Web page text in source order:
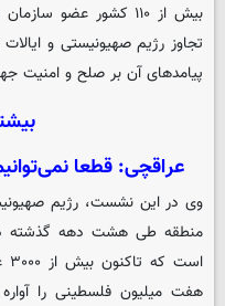
بیش از ۱۱۰ کشور عضو
تجاوز رژیم صهیونیستی و
پیامدهای آن بر صلح و امنیت
عراقچی: قطعا
وی در این نشست، رژیم
منطقه طی هشت دهه گذشته
هفت میلیون فلسطینی را